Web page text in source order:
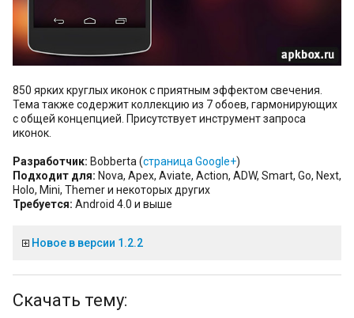
850 ярких круглых иконок с приятным эффектом свечения.
Тема также содержит коллекцию из 7 обоев, гармонирующих
с общей концепцией. Присутствует инструмент запроса
иконок.
Разработчик: Bobberta (страница Google+)
Подходит для: Nova, Apex, Aviate, Action, ADW, Smart, Go, Next,
Holo, Mini, Themer и некоторых других
Требуется: Android 4.0 и выше
Новое в версии 1.2.2
Скачать тему: